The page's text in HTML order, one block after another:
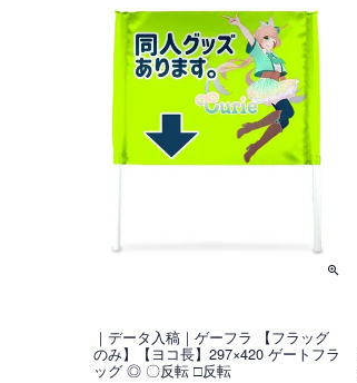
｜データ入稿｜ゲーフラ 【フラッグ
のみ】【ヨコ長】297×420 ゲートフラ
ッグ ◎ 〇反転 □反転